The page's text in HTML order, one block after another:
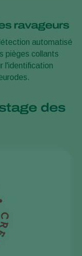
ravageurs
automatisé
pièges collants
l'identification
des